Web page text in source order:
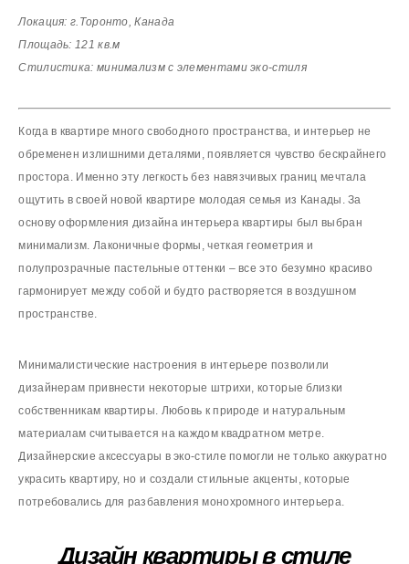
Локация: г.Торонто, Канада
Площадь: 121 кв.м
Стилистика: минимализм с элементами эко-стиля
Когда в квартире много свободного пространства, и интерьер не
обременен излишними деталями, появляется чувство бескрайнего
простора. Именно эту легкость без навязчивых границ мечтала
ощутить в своей новой квартире молодая семья из Канады. За
основу оформления дизайна интерьера квартиры был выбран
минимализм. Лаконичные формы, четкая геометрия и
полупрозрачные пастельные оттенки – все это безумно красиво
гармонирует между собой и будто растворяется в воздушном
пространстве.
Минималистические настроения в интерьере позволили
дизайнерам привнести некоторые штрихи, которые близки
собственникам квартиры. Любовь к природе и натуральным
материалам считывается на каждом квадратном метре.
Дизайнерские аксессуары в эко-стиле помогли не только аккуратно
украсить квартиру, но и создали стильные акценты, которые
потребовались для разбавления монохромного интерьера.
Дизайн квартиры в стиле